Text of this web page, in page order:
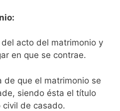
acto del matrimonio y
en que se contrae.
de que el matrimonio se
siendo ésta el título
de casado.